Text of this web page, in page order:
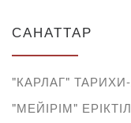
САНАТТАР
"КАРЛАГ"
"МЕЙІРІМ"